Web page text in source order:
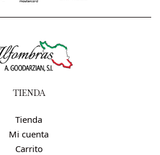
TIENDA
Tienda
Mi cuenta
Carrito